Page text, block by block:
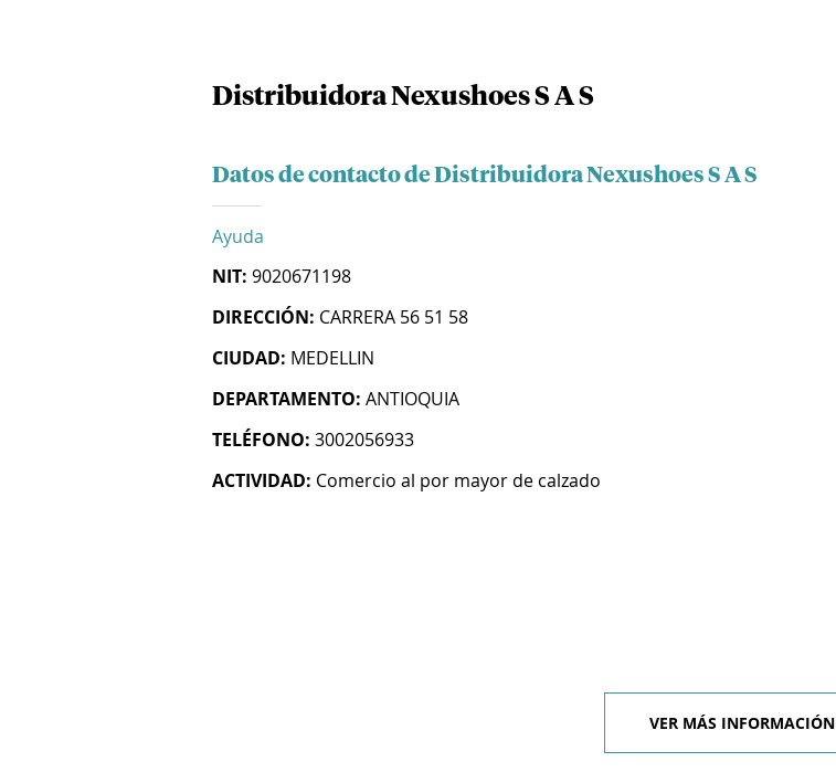
Distribuidora Nexushoes S A S
Datos de contacto de Distribuidora Nexushoes S A S
Ayuda
NIT: 9020671198
DIRECCIÓN: CARRERA 56 51 58
CIUDAD: MEDELLIN
DEPARTAMENTO: ANTIOQUIA
TELÉFONO: 3002056933
ACTIVIDAD: Comercio al por mayor de calzado
VER MÁS INFORMACIÓN